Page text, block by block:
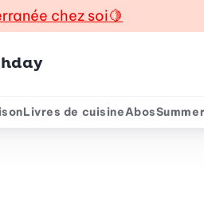
chez soi🍋
Livres de cuisineAbos